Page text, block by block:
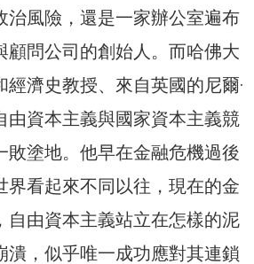
治風險，還是一家辦公室遍布
顧問公司的創始人。而哈佛大
濟史教授、來自英國的尼爾·
由資本主義與國家資本主義競
敗塗地。他早在金融危機過後
界看起來不同以往，現在的金
自由資本主義站立在怎樣的泥
潰，似乎唯一成功應對其連鎖